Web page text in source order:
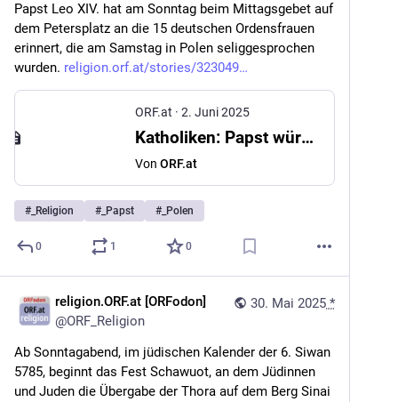
Papst Leo XIV. hat am Sonntag beim Mittagsgebet auf
dem Petersplatz an die 15 deutschen Ordensfrauen
erinnert, die am Samstag in Polen seliggesprochen
wurden. religion.orf.at/stories/323049
ORF.at · 2. Juni 2025
Katholiken: Papst würdigt 15 seliggesprochen Ordensfrauen
Von ORF.at
# _Religion # _Papst # _Polen
0 1 0
30. Mai 2025 *
religion.ORF.at [ORFodon]
@ORF_Religion
Ab Sonntagabend, im jüdischen Kalender der 6. Siwan
5785, beginnt das Fest Schawuot, an dem Jüdinnen
und Juden die Übergabe der Thora auf dem Berg Sinai